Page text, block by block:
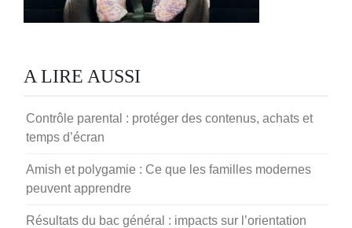
A LIRE AUSSI
Contrôle parental : protéger des contenus, achats et
temps d’écran
Amish et polygamie : Ce que les familles modernes
peuvent apprendre
Résultats du bac général : impacts sur l’orientation